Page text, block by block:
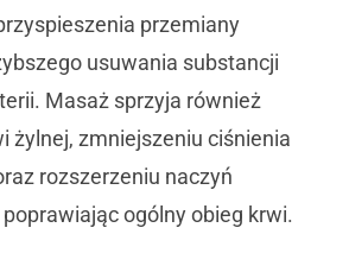
przemiany
usuwania substancji
Masaż sprzyja również
żylnej, zmniejszeniu ciśnienia
rozszerzeniu naczyń
ogólny obieg krwi.